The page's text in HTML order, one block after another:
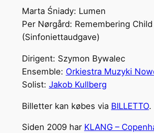
Marta Śniady: Lumen
Per Nørgård: Remembering Child
(Sinfoniettaudgave)
Dirigent: Szymon Bywalec
Ensemble: Orkiestra Muzyki
Solist: Jakob Kullberg
Billetter kan købes via BILLETTO.
Siden 2009 har KLANG –